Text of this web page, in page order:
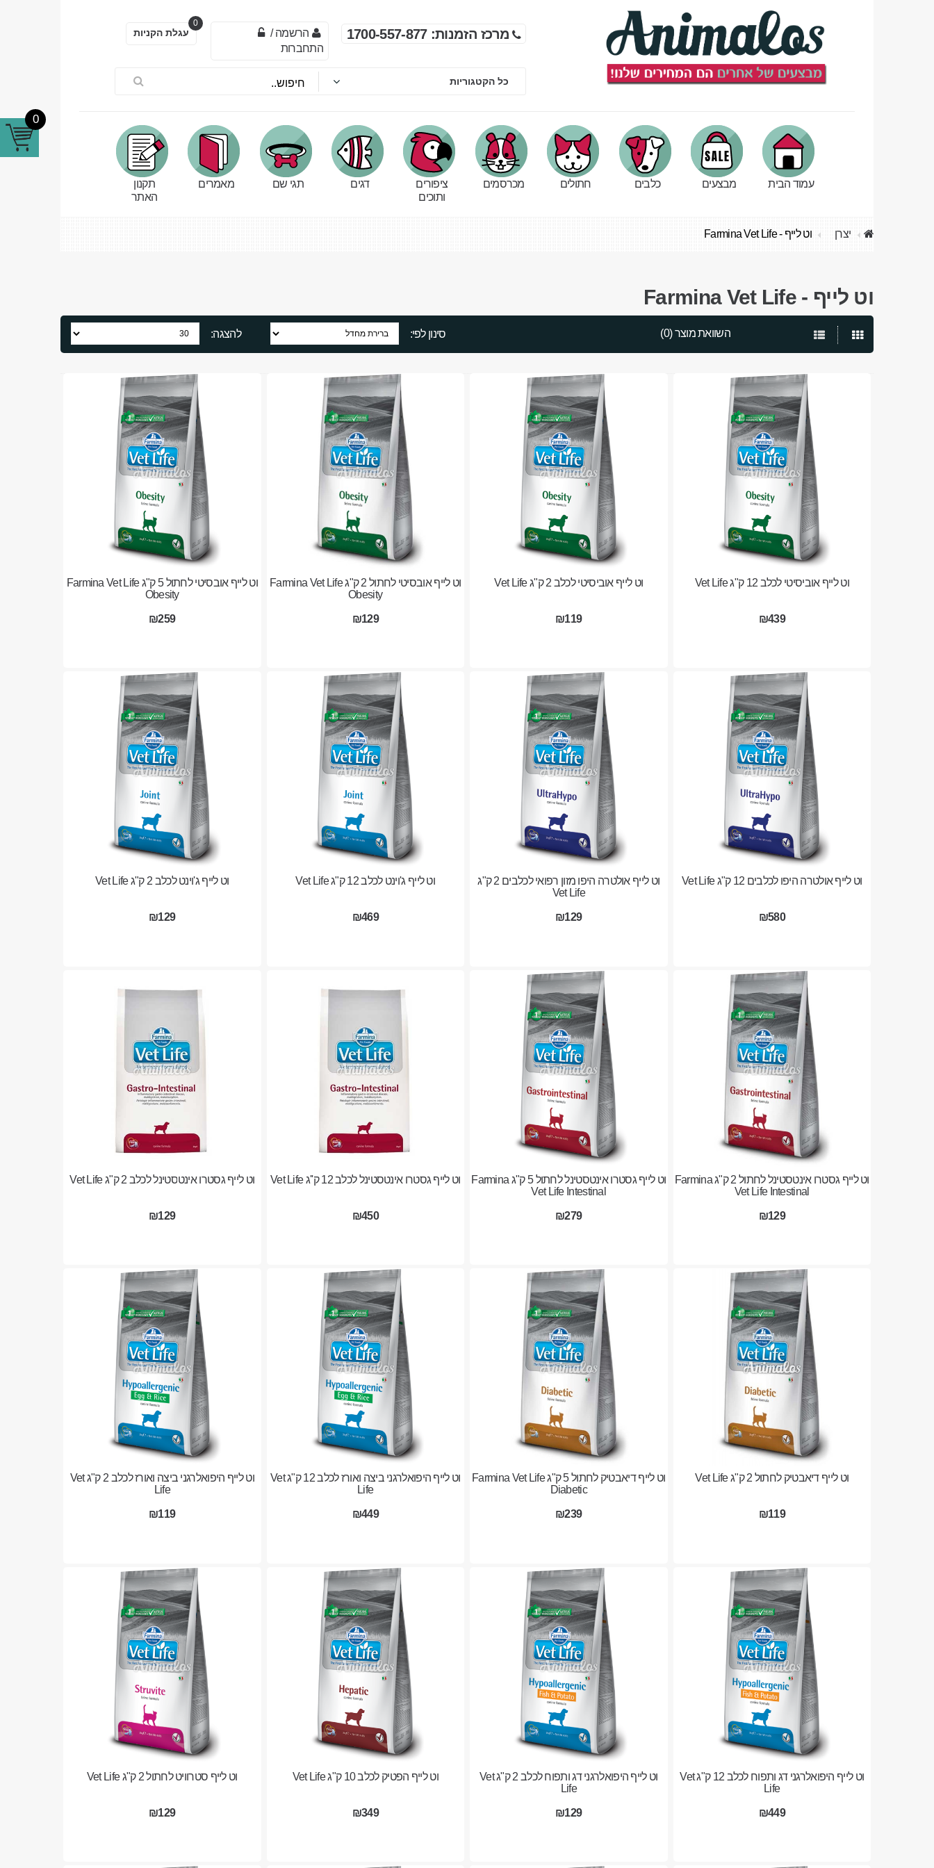
מרכז הזמנות: 1700-557-877 הרשמה/
התחברות
עגלת הקניות
0
עמוד הבית מבצעים כלבים חתולים מכרסמים
ציפורים
ותוכים
דגים תגי שם מאמרים
תקנון
האתר
יצרן וט לייף - Farmina Vet Life
וט לייף - Farmina Vet Life
השוואת מוצר (0) סינון לפי: להצגה:
וט לייף אוביסיטי לכלב 12 ק"ג Vet Life
₪439
וט לייף אוביסיטי לכלב 2 ק"ג Vet Life
₪119
וט לייף אובסיטי לחתול 2 ק"ג Farmina Vet Life
Obesity
₪129
וט לייף אובסיטי לחתול 5 ק"ג Farmina Vet Life
Obesity
₪259
וט לייף אולטרה היפו לכלבים 12 ק"ג Vet Life
₪580
וט לייף אולטרה היפו מזון רפואי לכלבים 2 ק"ג
Vet Life
₪129
וט לייף ג'וינט לכלב 12 ק"ג Vet Life
₪469
וט לייף ג'וינט לכלב 2 ק"ג Vet Life
₪129
וט לייף גסטרו אינטסטינל לחתול 2 ק"ג Farmina
Vet Life Intestinal
₪129
וט לייף גסטרו אינטסטינל לחתול 5 ק"ג Farmina
Vet Life Intestinal
₪279
וט לייף גסטרו אינטסטינל לכלב 12 ק''ג Vet Life
₪450
וט לייף גסטרו אינטסטינל לכלב 2 ק"ג Vet Life
₪129
וט לייף דיאבטיק לחתול 2 ק"ג Vet Life
₪119
וט לייף דיאבטיק לחתול 5 ק"ג Farmina Vet Life
Diabetic
₪239
וט לייף היפואלרגני ביצה ואורז לכלב 12 ק"ג Vet
Life
₪449
וט לייף היפואלרגני ביצה ואורז לכלב 2 ק"ג Vet
Life
₪119
וט לייף היפואלרגני דג ותפוח לכלב 12 ק"ג Vet
Life
₪449
וט לייף היפואלרגני דג ותפוח לכלב 2 ק"ג Vet
Life
₪129
וט לייף הפטיק לכלב 10 ק"ג Vet Life
₪349
וט לייף סטרוויט לחתול 2 ק"ג Vet Life
₪129
0